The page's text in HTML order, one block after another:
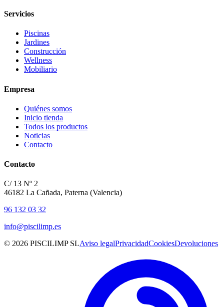
Servicios
Piscinas
Jardines
Construcción
Wellness
Mobiliario
Empresa
Quiénes somos
Inicio tienda
Todos los productos
Noticias
Contacto
Contacto
C/ 13 Nº 2
46182 La Cañada, Paterna (Valencia)
96 132 03 32
info@piscilimp.es
© 2026 PISCILIMP SLAviso legalPrivacidadCookiesDevoluciones